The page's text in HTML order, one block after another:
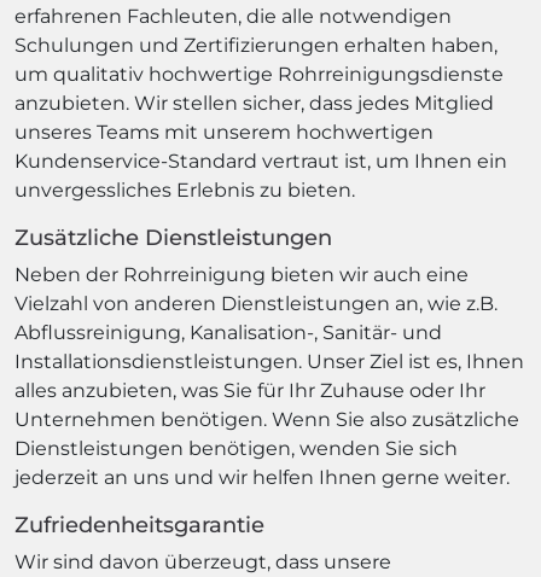
erfahrenen Fachleuten, die alle notwendigen
Schulungen und Zertifizierungen erhalten haben,
um qualitativ hochwertige Rohrreinigungsdienste
anzubieten. Wir stellen sicher, dass jedes Mitglied
unseres Teams mit unserem hochwertigen
Kundenservice-Standard vertraut ist, um Ihnen ein
unvergessliches Erlebnis zu bieten.
Zusätzliche Dienstleistungen
Neben der Rohrreinigung bieten wir auch eine
Vielzahl von anderen Dienstleistungen an, wie z.B.
Abflussreinigung, Kanalisation-, Sanitär- und
Installationsdienstleistungen. Unser Ziel ist es, Ihnen
alles anzubieten, was Sie für Ihr Zuhause oder Ihr
Unternehmen benötigen. Wenn Sie also zusätzliche
Dienstleistungen benötigen, wenden Sie sich
jederzeit an uns und wir helfen Ihnen gerne weiter.
Zufriedenheitsgarantie
Wir sind davon überzeugt, dass unsere